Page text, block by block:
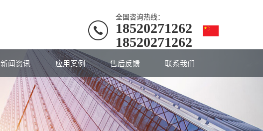
全国咨询热线：
18520271262
18520271262
新闻资讯 应用案例 售后反馈 联系我们